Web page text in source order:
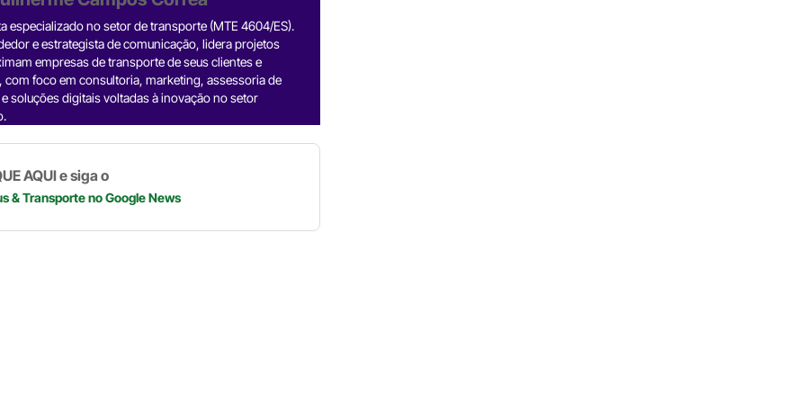
e
l
e
g
r
m
h
a
t
s
A
p
o
p
y
L
i
k
h
a
r
e
especializado no setor de transporte (MTE 4604/ES).
e estrategista de comunicação, lidera projetos
empresas de transporte de seus clientes e
com foco em consultoria, marketing, assessoria de
soluções digitais voltadas à inovação no setor
AQUI e siga o
& Transporteno Google News